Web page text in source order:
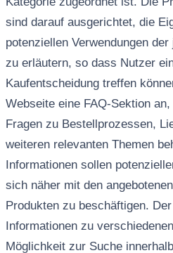
sind darauf ausgerichtet, die
potenziellen Verwendungen
zu erläutern, so dass Nutzer
Kaufentscheidung treffen
Webseite eine FAQ-Sektion
Fragen zu Bestellprozessen,
weiteren relevanten Themen
Informationen sollen
sich näher mit den
Produkten zu beschäftigen.
Informationen zu
Möglichkeit zur Suche